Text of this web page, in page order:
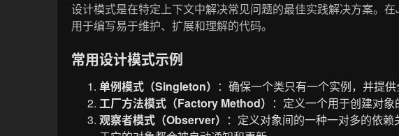
设计模式是在特定上下文中解决常见问题的最佳实践解决方案。
用于编写易于维护、扩展和理解的代码。
常用设计模式示例
单例模式（Singleton） ：确保一个类只有一个实例，并提供
工厂方法模式（Factory Method） ：定义一个用于创建对象
观察者模式（Observer） ：定义对象间的一种一对多的依